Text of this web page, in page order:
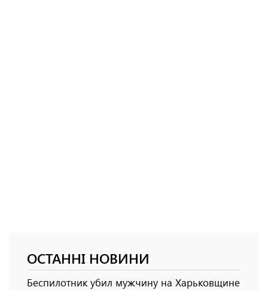
ОСТАННІ НОВИНИ
Беспилотник убил мужчину на Харьковщине